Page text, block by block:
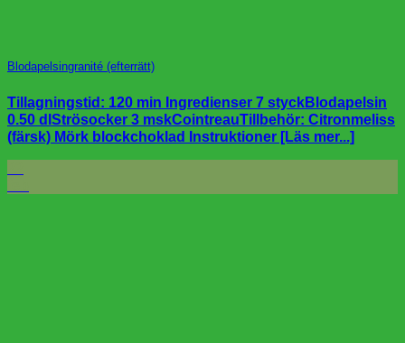
Blodapelsingranité (efterrätt)
Tillagningstid: 120 min Ingredienser 7 styckBlodapelsin
0.50 dlStrösocker 3 mskCointreauTillbehör: Citronmeliss
(färsk) Mörk blockchoklad Instruktioner [Läs mer...]